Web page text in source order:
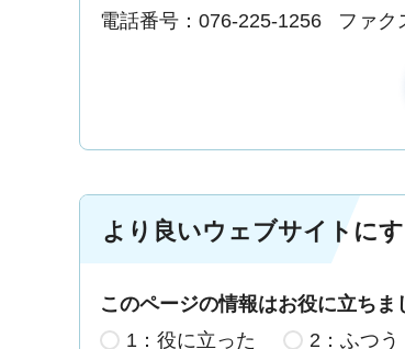
電話番号：076-225-1256
ファク
より良いウェブサイトに
このページの情報はお役に立ちま
1：役に立った
2：ふつう